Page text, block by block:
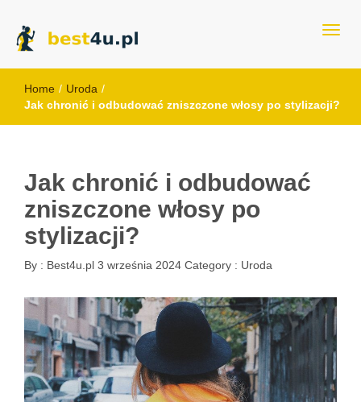
best4u.pl
Home / Uroda /
Jak chronić i odbudować zniszczone włosy po stylizacji?
Jak chronić i odbudować
zniszczone włosy po
stylizacji?
By : Best4u.pl 3 września 2024 Category : Uroda